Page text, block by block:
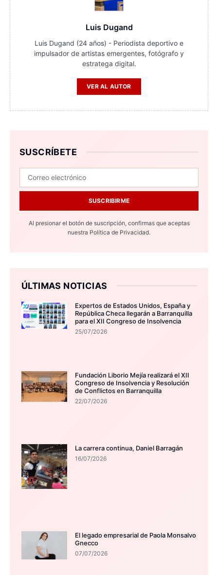
Luis Dugand
Luis Dugand (24 años) - Periodista deportivo e
impulsador de artistas emergentes, fotógrafo y
estratega digital.
VER AL AUTOR
SUSCRÍBETE
SUSCRIBIRME
Al presionar el botón de suscripción, confirmas que aceptas
nuestra Política de Privacidad.
ÚLTIMAS NOTICIAS
Expertos de Estados Unidos, España y
República Checa llegarán a Barranquilla
para el XII Congreso de Insolvencia
25/07/2026
Fundación Liborio Mejía realizará el XII
Congreso de Insolvencia y Resolución
de Conflictos en Barranquilla
22/07/2026
La carrera continua, Daniel Barragán
16/07/2026
El legado empresarial de Paola Monsalvo
Gnecco
07/07/2026